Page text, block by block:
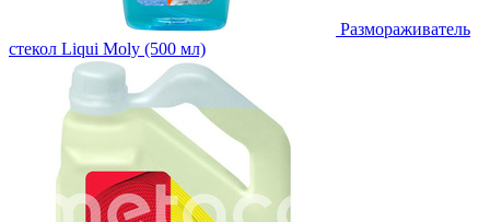
Размораживатель
стекол Liqui Moly (500 мл)